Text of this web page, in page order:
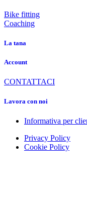
Bike fitting
Coaching
La tana
Account
CONTATTACI
Lavora con noi
Informativa per
Privacy Policy
Cookie Policy